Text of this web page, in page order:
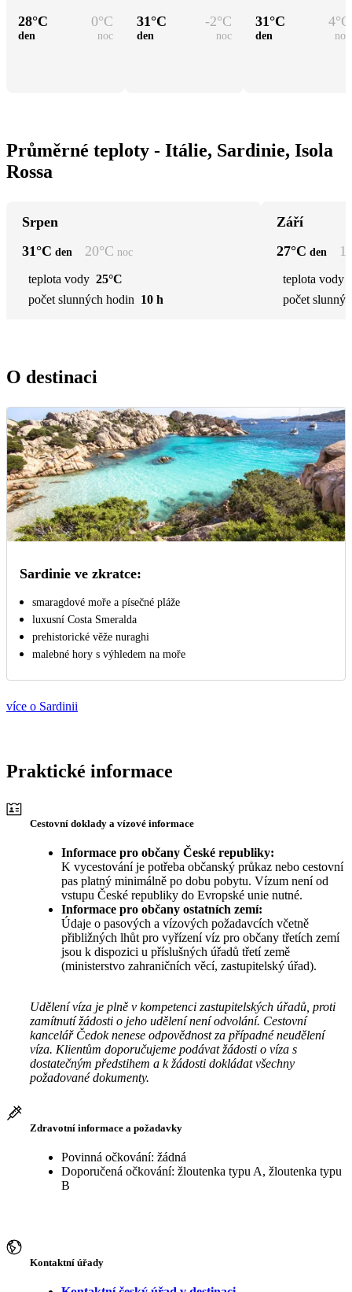
28°C 0°C
den noc
31°C -2°C
den noc
31°C 4°C
den noc
Průměrné teploty - Itálie, Sardinie, Isola
Rossa
Srpen
31°C den 20°C noc
teplota vody 25°C
počet slunných hodin 10 h
Září
27°C den
teplota vody
počet
O destinaci
Sardinie ve zkratce:
smaragdové moře a písečné pláže
luxusní Costa Smeralda
prehistorické věže nuraghi
malebné hory s výhledem na moře
více o Sardinii
Praktické informace
Cestovní doklady a vízové informace
Informace pro občany České republiky:
K vycestování je potřeba občanský průkaz nebo cestovní
pas platný minimálně po dobu pobytu. Vízum není od
vstupu České republiky do Evropské unie nutné.
Informace pro občany ostatních zemí:
Údaje o pasových a vízových požadavcích včetně
přibližných lhůt pro vyřízení víz pro občany třetích zemí
jsou k dispozici u příslušných úřadů třetí země
(ministerstvo zahraničních věcí, zastupitelský úřad).
Udělení víza je plně v kompetenci zastupitelských úřadů, proti
zamítnutí žádosti o jeho udělení není odvolání. Cestovní
kancelář Čedok nenese odpovědnost za případné neudělení
víza. Klientům doporučujeme podávat žádosti o víza s
dostatečným předstihem a k žádosti dokládat všechny
požadované dokumenty.
Zdravotní informace a požadavky
Povinná očkování: žádná
Doporučená očkování: žloutenka typu A, žloutenka typu
B
Kontaktní úřady